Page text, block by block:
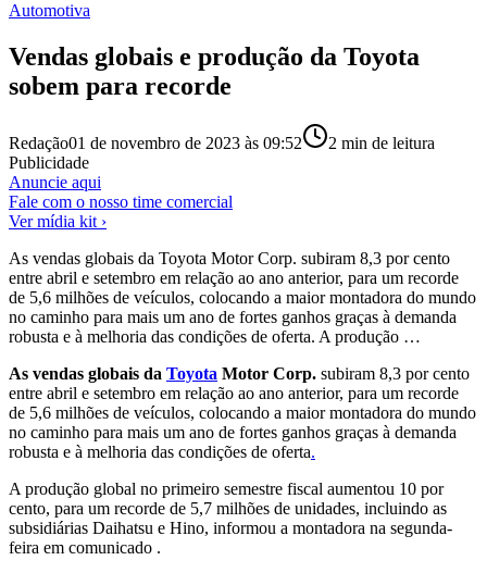
Automotiva
Vendas globais e produção da Toyota
sobem para recorde
Redação01 de novembro de 2023 às 09:52 2 min de leitura
Publicidade
Anuncie aqui
Fale com o nosso time comercial
Ver mídia kit ›
As vendas globais da Toyota Motor Corp. subiram 8,3 por cento
entre abril e setembro em relação ao ano anterior, para um recorde
de 5,6 milhões de veículos, colocando a maior montadora do mundo
no caminho para mais um ano de fortes ganhos graças à demanda
robusta e à melhoria das condições de oferta. A produção …
As vendas globais da Toyota Motor Corp. subiram 8,3 por cento
entre abril e setembro em relação ao ano anterior, para um recorde
de 5,6 milhões de veículos, colocando a maior montadora do mundo
no caminho para mais um ano de fortes ganhos graças à demanda
robusta e à melhoria das condições de oferta.
A produção global no primeiro semestre fiscal aumentou 10 por
cento, para um recorde de 5,7 milhões de unidades, incluindo as
subsidiárias Daihatsu e Hino, informou a montadora na segunda-
feira em comunicado .